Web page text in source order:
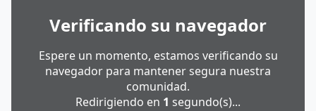
Verificando su navegador
Espere un momento, estamos verificando su
navegador para mantener segura nuestra
comunidad.
Redirigiendo en 1 segundo(s)...